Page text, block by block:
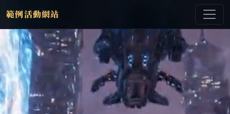
範例活動網站